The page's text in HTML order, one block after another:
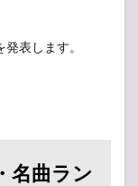
表します。
名曲ラン